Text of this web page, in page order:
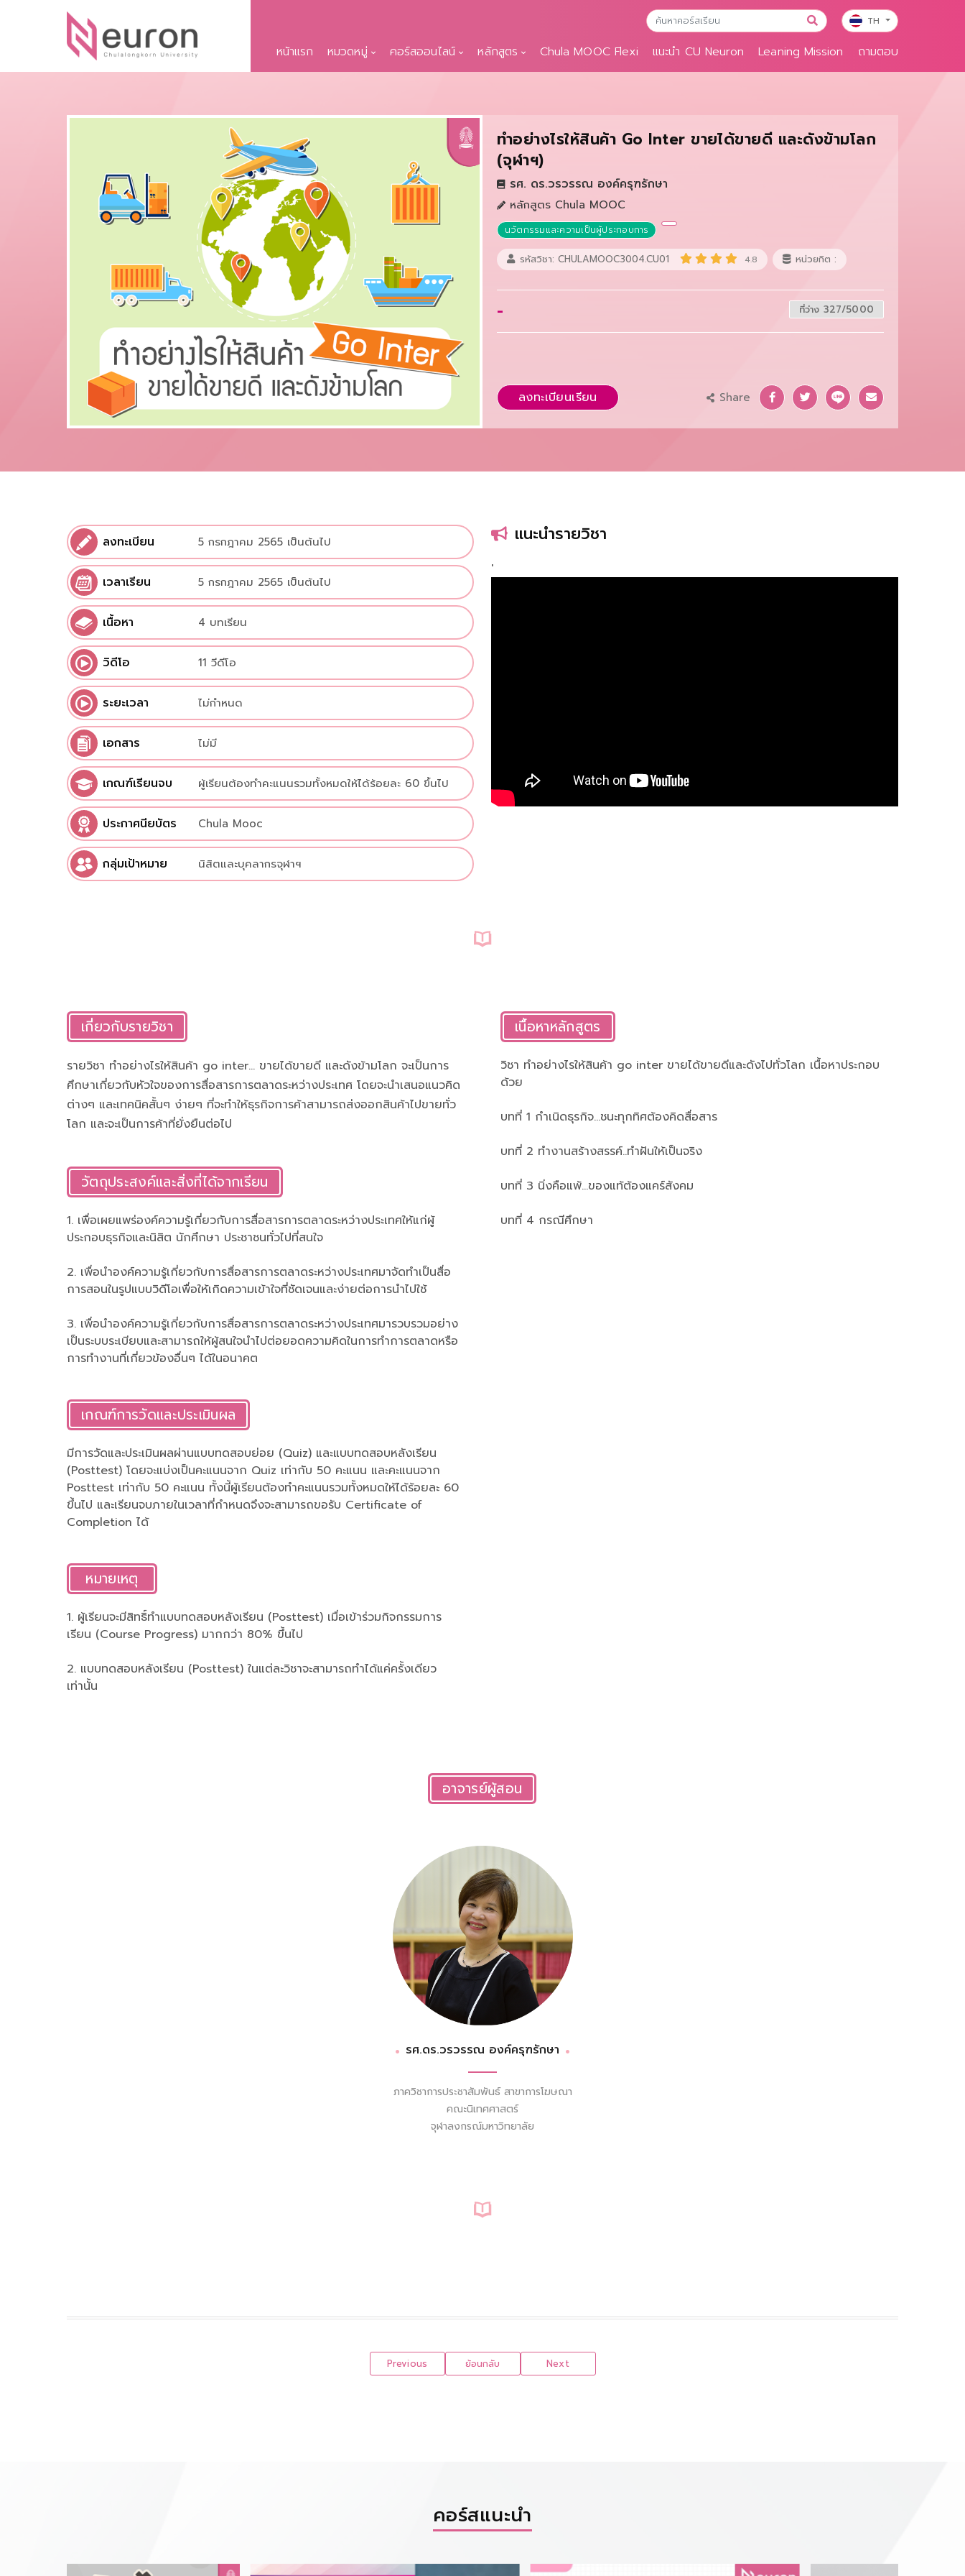
TH
หน้าแรก หมวดหมู่ คอร์สออนไลน์ หลักสูตร Chula MOOC Flexi แนะนำ CU Neuron Leaning Mission ถามตอบ
ทำอย่างไรให้สินค้า Go Inter ขายได้ขายดี และดังข้ามโลก
(จุฬาฯ)
รศ. ดร.วรวรรณ องค์ครุฑรักษา
หลักสูตร Chula MOOC
นวัตกรรมและความเป็นผู้ประกอบการ
รหัสวิชา: CHULAMOOC3004.CU01 4.8 หน่วยกิต :
- ที่ว่าง 327/5000
ลงทะเบียนเรียน Share
ลงทะเบียน 5 กรกฎาคม 2565 เป็นต้นไป
เวลาเรียน 5 กรกฎาคม 2565 เป็นต้นไป
เนื้อหา 4 บทเรียน
วิดีโอ 11 วีดีโอ
ระยะเวลา ไม่กำหนด
เอกสาร ไม่มี
เกณฑ์เรียนจบ ผู้เรียนต้องทำคะแนนรวมทั้งหมดให้ได้ร้อยละ 60 ขึ้นไป
ประกาศนียบัตร Chula Mooc
กลุ่มเป้าหมาย นิสิตและบุคลากรจุฬาฯ
แนะนำรายวิชา
'
เกี่ยวกับรายวิชา
รายวิชา ทำอย่างไรให้สินค้า go inter... ขายได้ขายดี และดังข้ามโลก จะเป็นการ
ศึกษาเกี่ยวกับหัวใจของการสื่อสารการตลาดระหว่างประเทศ โดยจะนำเสนอแนวคิด
ต่างๆ และเทคนิคสั้นๆ ง่ายๆ ที่จะทำให้ธุรกิจการค้าสามารถส่งออกสินค้าไปขายทั่ว
โลก และจะเป็นการค้าที่ยั่งยืนต่อไป
วัตถุประสงค์และสิ่งที่ได้จากเรียน
1. เพื่อเผยแพร่องค์ความรู้เกี่ยวกับการสื่อสารการตลาดระหว่างประเทศให้แก่ผู้
ประกอบธุรกิจและนิสิต นักศึกษา ประชาชนทั่วไปที่สนใจ
2. เพื่อนำองค์ความรู้เกี่ยวกับการสื่อสารการตลาดระหว่างประเทศมาจัดทำเป็นสื่อ
การสอนในรูปแบบวิดีโอเพื่อให้เกิดความเข้าใจที่ชัดเจนและง่ายต่อการนำไปใช้
3. เพื่อนำองค์ความรู้เกี่ยวกับการสื่อสารการตลาดระหว่างประเทศมารวบรวมอย่าง
เป็นระบบระเบียบและสามารถให้ผู้สนใจนำไปต่อยอดความคิดในการทำการตลาดหรือ
การทำงานที่เกี่ยวข้องอื่นๆ ได้ในอนาคต
เกณฑ์การวัดและประเมินผล
มีการวัดและประเมินผลผ่านแบบทดสอบย่อย (Quiz) และแบบทดสอบหลังเรียน
(Posttest) โดยจะแบ่งเป็นคะแนนจาก Quiz เท่ากับ 50 คะแนน และคะแนนจาก
Posttest เท่ากับ 50 คะแนน ทั้งนี้ผู้เรียนต้องทำคะแนนรวมทั้งหมดให้ได้ร้อยละ 60
ขึ้นไป และเรียนจบภายในเวลาที่กำหนดจึงจะสามารถขอรับ Certificate of
Completion ได้
หมายเหตุ
1. ผู้เรียนจะมีสิทธิ์ทำแบบทดสอบหลังเรียน (Posttest) เมื่อเข้าร่วมกิจกรรมการ
เรียน (Course Progress) มากกว่า 80% ขึ้นไป
2. แบบทดสอบหลังเรียน (Posttest) ในแต่ละวิชาจะสามารถทำได้แค่ครั้งเดียว
เท่านั้น
เนื้อหาหลักสูตร
วิชา ทำอย่างไรให้สินค้า go inter ขายได้ขายดีและดังไปทั่วโลก เนื้อหาประกอบ
ด้วย
บทที่ 1 กำเนิดธุรกิจ...ชนะทุกทิศต้องคิดสื่อสาร
บทที่ 2 ทำงานสร้างสรรค์..ทำฝันให้เป็นจริง
บทที่ 3 นิ่งคือแพ้...ของแท้ต้องแคร์สังคม
บทที่ 4 กรณีศึกษา
อาจารย์ผู้สอน
รศ.ดร.วรวรรณ องค์ครุฑรักษา
ภาควิชาการประชาสัมพันธ์ สาขาการโฆษณา
คณะนิเทศศาสตร์
จุฬาลงกรณ์มหาวิทยาลัย
Previous ย้อนกลับ Next
คอร์สแนะนำ